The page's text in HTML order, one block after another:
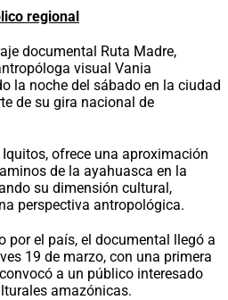
regional
documental Ruta Madre,
visual Vania
la noche del sábado en la ciudad
de su gira nacional de
ofrece una aproximación
de la ayahuasca en la
su dimensión cultural,
perspectiva antropológica.
por el país, el documental llegó a
19 de marzo, con una primera
a un público interesado
amazónicas.